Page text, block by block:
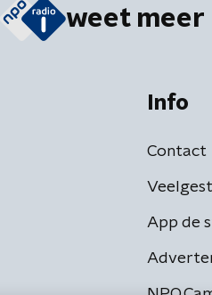
weet meer
Info
Contact
App de